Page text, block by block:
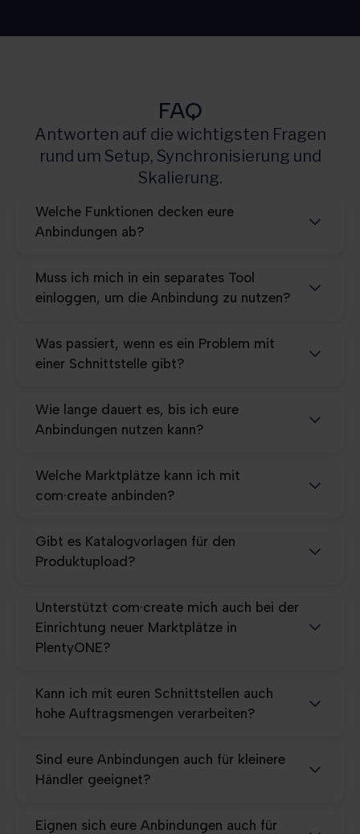
FAQ
Antworten auf die wichtigsten Fragen
rund um Setup, Synchronisierung und
Skalierung.
Welche Funktionen decken eure
Anbindungen ab?
Muss ich mich in ein separates Tool
einloggen, um die Anbindung zu nutzen?
Was passiert, wenn es ein Problem mit
einer Schnittstelle gibt?
Wie lange dauert es, bis ich eure
Anbindungen nutzen kann?
Welche Marktplätze kann ich mit
com·create anbinden?
Gibt es Katalogvorlagen für den
Produktupload?
Unterstützt com·create mich auch bei der
Einrichtung neuer Marktplätze in
PlentyONE?
Kann ich mit euren Schnittstellen auch
hohe Auftragsmengen verarbeiten?
Sind eure Anbindungen auch für kleinere
Händler geeignet?
Eignen sich eure Anbindungen auch für